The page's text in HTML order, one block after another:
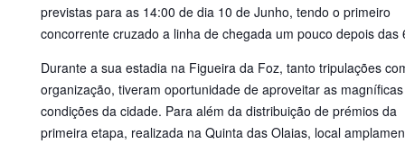
previstas para as 14:00 de dia 10 de Junho, tendo o primeiro
concorrente cruzado a linha de chegada um pouco depois das
Durante a sua estadia na Figueira da Foz, tanto tripulações
organização, tiveram oportunidade de aproveitar as magníficas
condições da cidade. Para além da distribuição de prémios da
primeira etapa, realizada na Quinta das Olaias, local